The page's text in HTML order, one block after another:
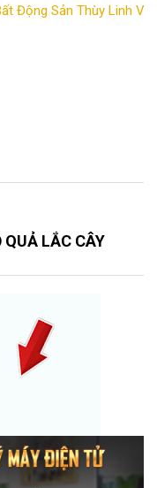
Động Sản Thùy Linh
LẮC CÂY